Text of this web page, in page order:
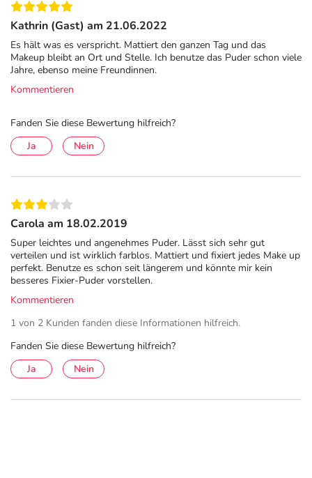
TALC.
Adresse des Anbieters/Herstellers
L'Oreal Deutschland GmbH Geschäftsbereich VICHY
Johannstraße 1
elektronische Adresse: https://www.vichy.de/
anzeigen
Kathrin (Gast) am 21.06.2022
Es hält was es verspricht. Mattiert den ganzen Tag und das
Makeup bleibt an Ort und Stelle. Ich benutze das Puder schon viele
Jahre, ebenso meine Freundinnen.
Kommentieren
Fanden Sie diese Bewertung hilfreich?
Ja
Nein
Carola am 18.02.2019
Super leichtes und angenehmes Puder. Lässt sich sehr gut
verteilen und ist wirklich farblos. Mattiert und fixiert jedes Make up
perfekt. Benutze es schon seit längerem und könnte mir kein
besseres Fixier-Puder vorstellen.
Kommentieren
1 von 2 Kunden fanden diese Informationen hilfreich.
Fanden Sie diese Bewertung hilfreich?
Ja
Nein